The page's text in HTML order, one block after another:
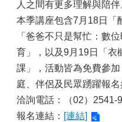
人之間有更多理解與陪伴
本季講座包含7月18日「
「爸爸不只是幫忙：數
育」，以及9月19日「衣
課」，活動皆為免費參
庭、伴侶及民眾踴躍報名
洽詢電話：（02）2541-
報名連結： [連結]